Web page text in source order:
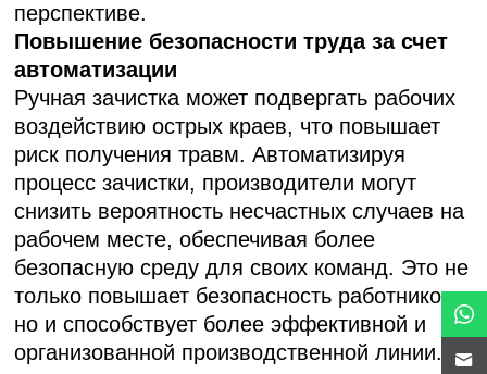
перспективе.
Повышение безопасности труда за счет
автоматизации
Ручная зачистка может подвергать рабочих
воздействию острых краев, что повышает
риск получения травм. Автоматизируя
процесс зачистки, производители могут
снизить вероятность несчастных случаев на
рабочем месте, обеспечивая более
безопасную среду для своих команд. Это не
только повышает безопасность работников,
но и способствует более эффективной и
организованной производственной линии.